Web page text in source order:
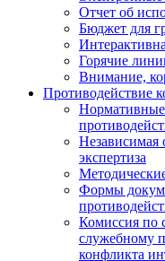
Отчет об
Бюджет для
Горячие
Внимание,
Противодействие
Независимая
экспертиза
Формы
Комиссия по
служебному
конфликта